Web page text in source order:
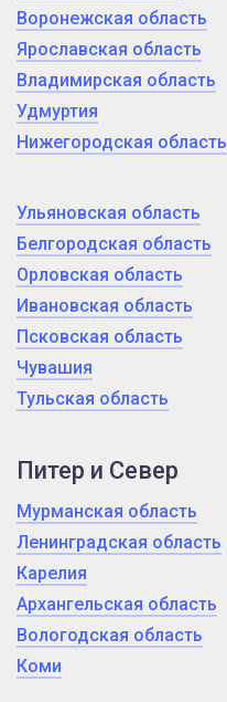
Воронежская область
Ярославская область
Владимирская область
Удмуртия
Нижегородская область
Ульяновская область
Белгородская область
Орловская область
Ивановская область
Псковская область
Чувашия
Тульская область
Питер и Север
Мурманская область
Ленинградская область
Карелия
Архангельская область
Вологодская область
Коми